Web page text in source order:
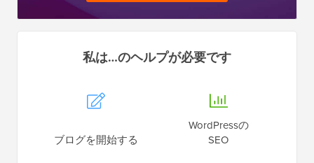
私は…のヘルプが必要です
ブログを開始する
WordPressの
SEO